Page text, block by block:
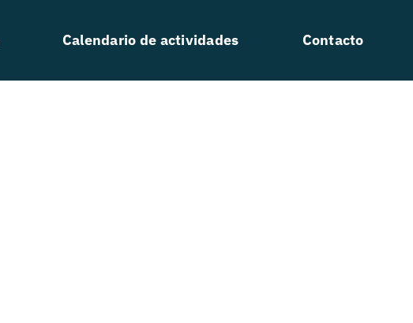
Calendario de actividades Contacto